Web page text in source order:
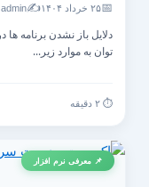
۲۵ خرداد ۱۴۰۴ ✍️
admin
دلایل باز نشدن برنامه ها
توان به موارد زیر...
📌 معرفی نرم افزار